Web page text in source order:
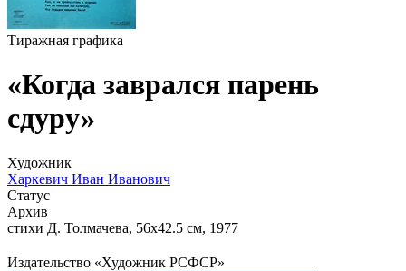
Тиражная графика
«Когда заврался парень
сдуру»
Художник
Харкевич Иван Иванович
Статус
Архив
стихи Д. Толмачева, 56х42.5 см, 1977
Издательство «Художник РСФСР»